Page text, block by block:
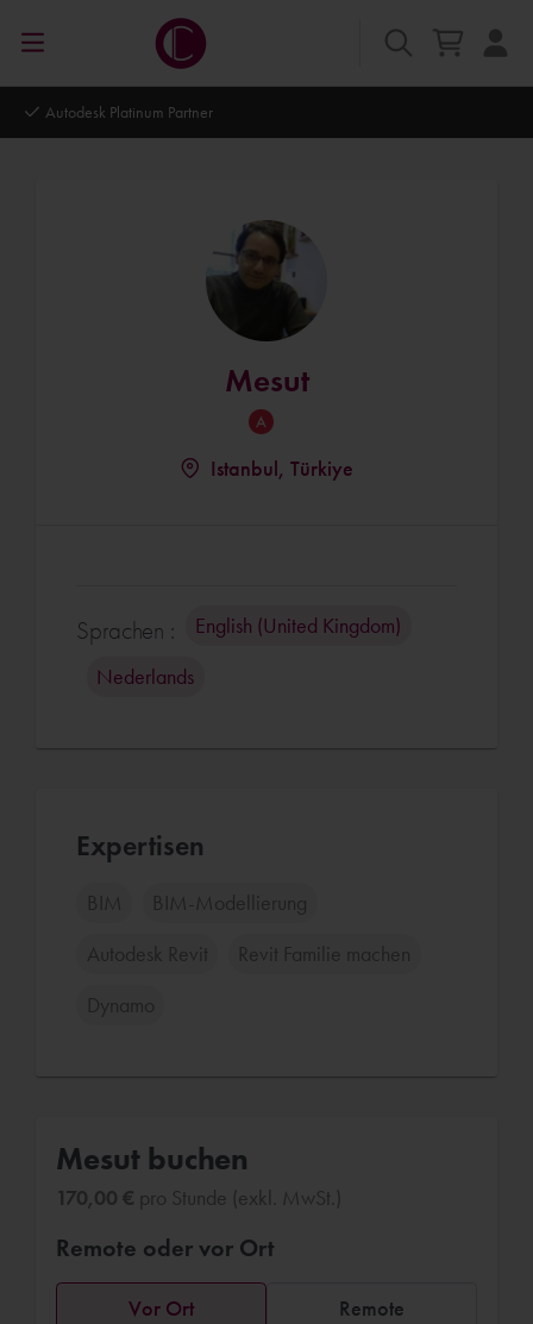
Autodesk Platinum Partner
Mesut
Istanbul, Türkiye
Sprachen : English (United Kingdom)
Nederlands
Expertisen
BIM BIM-Modellierung
Autodesk Revit Revit Familie machen
Dynamo
Mesut buchen
170,00 € pro Stunde (exkl. MwSt.)
Remote oder vor Ort
Vor Ort Remote